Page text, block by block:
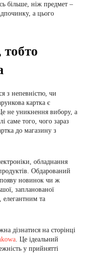
більше, ніж предмет –
а цього
з непевністю, чи
картка є
не уникнення вибору, а
саме того, чого зараз
до магазину з
обладнання
Обдарований
появу новинок чи ж
запланованої
елегантним та
дізнатися на сторінці
. Це ідеальний
у прийнятті